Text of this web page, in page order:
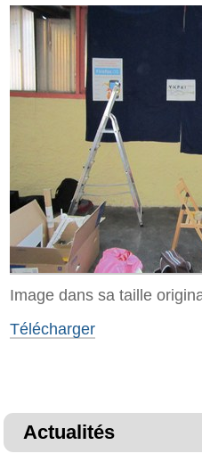
Image dans sa taille
Télécharger
Actualités